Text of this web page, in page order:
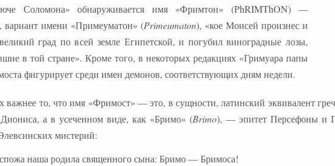
Соломона» обнаруживается имя «Фримтон» (PhRIMThON) —
вариант имени «Примеуматон» (Primeumaton), «кое Моисей произнес и
град по всей земле Египетской, и погубил виноградные лозы,
в той стране». Кроме того, в некоторых редакциях «Гримуара папы
фигурирует среди имен демонов, соответствующих дням недели.
то, что имя «Фримост» — это, в сущности, латинский эквивалент
а в усеченном виде, как «Бримо» (Brimo), — эпитет Персефоны и
мистерий:
наша родила священного сына: Бримо — Бримоса!